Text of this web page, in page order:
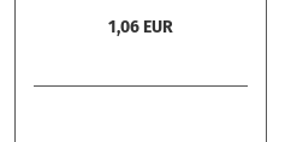
1,06 EUR